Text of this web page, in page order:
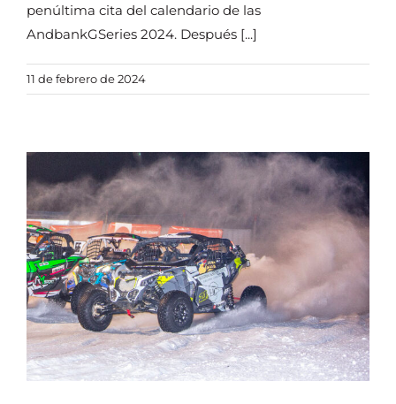
penúltima cita del calendario de las
AndbankGSeries 2024. Después [...]
11 de febrero de 2024